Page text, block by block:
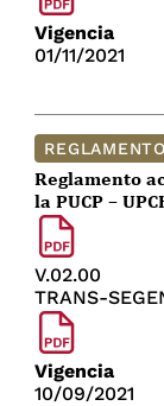
Vigencia
01/11/2021
Reglamento
la PUCP –
V.02.00
TRANS-
Vigencia
10/09/2021